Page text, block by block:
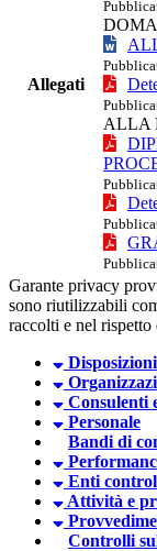
Allegati
ALLA
Garante privacy
sono riutilizzabili
raccolti e nel
Consulenti
Personale
Bandi di
Enti
Attività e
Controlli